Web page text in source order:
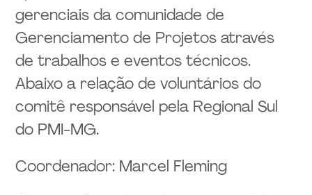
gerenciais da comunidade de
Gerenciamento de Projetos através
de trabalhos e eventos técnicos.
Abaixo a relação de voluntários do
comitê responsável pela Regional Sul
do PMI-MG.
Coordenador: Marcel Fleming